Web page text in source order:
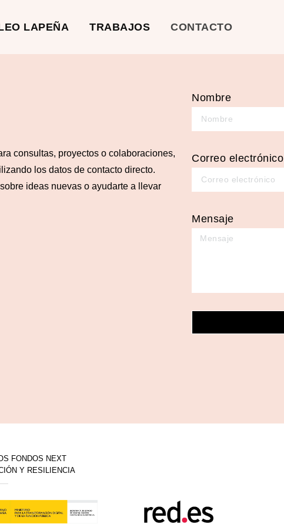
LAPEÑA TRABAJOS CONTACTO
consultas, proyectos o colaboraciones,
los datos de contacto directo.
ideas nuevas o ayudarte a llevar
Nombre
Correo electrónico
Mensaje
FONDOS NEXT
Y RESILIENCIA